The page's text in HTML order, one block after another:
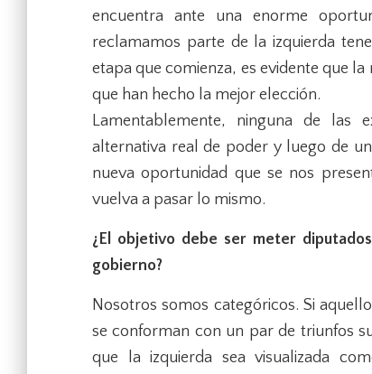
encuentra ante una enorme
reclamamos parte de la izquierda
etapa que comienza, es evidente que
que han hecho la mejor elección.
Lamentablemente, ninguna de las
alternativa real de poder y luego de
nueva oportunidad que se nos
vuelva a pasar lo mismo.
¿El objetivo debe ser meter
gobierno?
Nosotros somos categóricos. Si
se conforman con un par de triunfos
que la izquierda sea visualizada